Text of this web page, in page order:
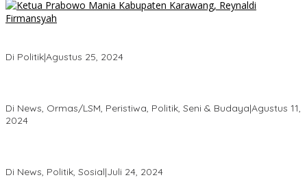
Di Politik|Agustus 25, 2024
Di News, Ormas/LSM, Peristiwa, Politik, Seni & Budaya|Agustus 11,
2024
Di News, Politik, Sosial|Juli 24, 2024